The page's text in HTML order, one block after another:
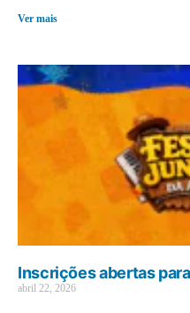
Ver mais
Inscrições abertas
abril 22, 2026